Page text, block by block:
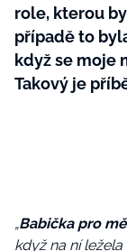
role, kterou
případě to
když se moje
Takový je
„Babička pro
když na ní